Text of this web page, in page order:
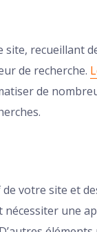
site, recueillant
de recherche.
de
votre site et
nécessiter une